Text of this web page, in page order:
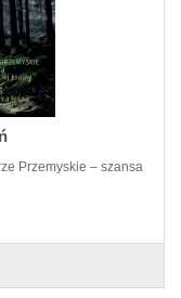
Przemyskie – szansa